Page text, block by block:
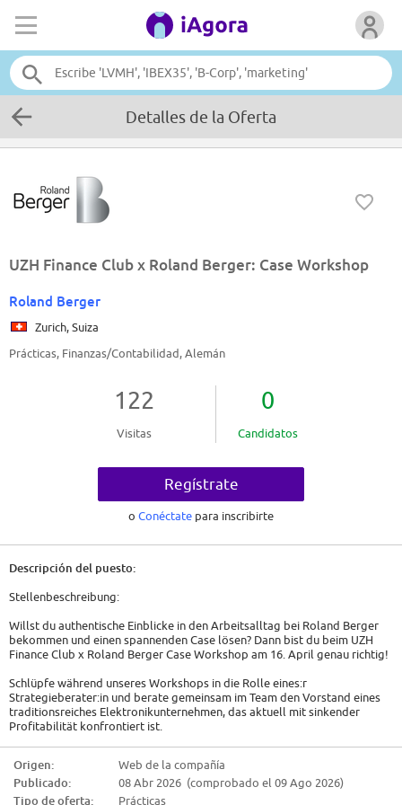
Detalles de la Oferta
UZH Finance Club x Roland Berger: Case Workshop
Roland Berger
Zurich, Suiza
Prácticas, Finanzas/Contabilidad, Alemán
122
Visitas
0
Candidatos
Regístrate
o Conéctate para inscribirte
Descripción del puesto:
Stellenbeschreibung:
Willst du authentische Einblicke in den Arbeitsalltag bei Roland Berger
bekommen und einen spannenden Case lösen? Dann bist du beim UZH
Finance Club x Roland Berger Case Workshop am 16. April genau richtig!
Schlüpfe während unseres Workshops in die Rolle eines:r
Strategieberater:in und berate gemeinsam im Team den Vorstand eines
traditionsreiches Elektronikunternehmen, das aktuell mit sinkender
Profitabilität konfrontiert ist.
Lerne Roland Berger kennen, erfahre mehr über deine Karriere- und
Einstiegsmöglichkeiten bei uns und stelle all deine persönlichen Fragen.
Origen:
Web de la compañía
Publicado:
08 Abr 2026 (comprobado el 09 Ago 2026)
Tipo de oferta:
Prácticas